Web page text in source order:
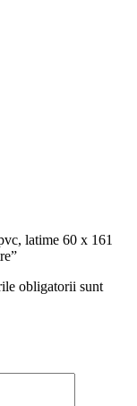
latime 60 x 161
obligatorii sunt